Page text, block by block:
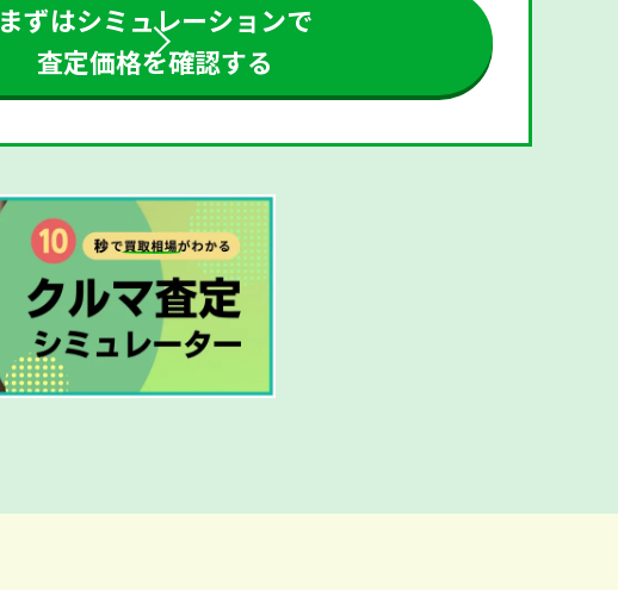
まずはシミュレーションで
査定価格を確認する